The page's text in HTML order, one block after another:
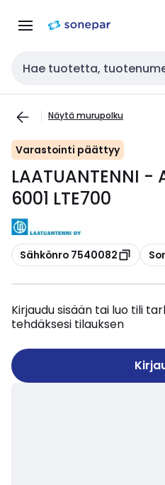
navigointiinsisältöön
Haku
Näytä murupolku
Varastointi päättyy
LAATUANTENNI
6001 LTE700
Kopioi
Sähkönro 7540082
Kirjaudu sisään tai luo tili
tehdäksesi tilauksen